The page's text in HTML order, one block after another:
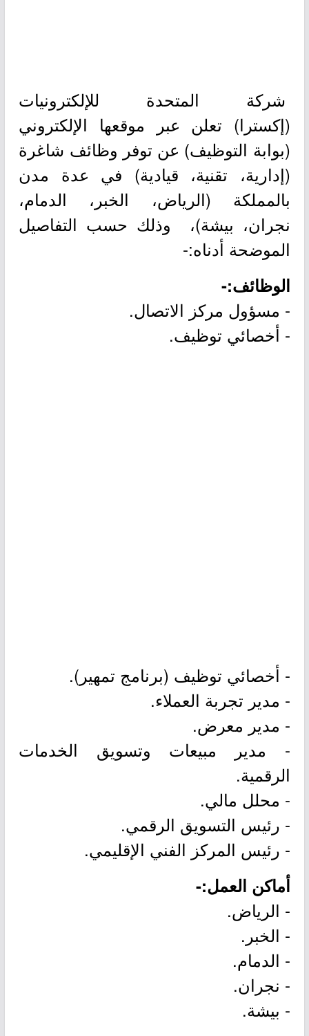
شركة المتحدة للإلكترونيات
(إكسترا) تعلن عبر موقعها الإلكتروني
(بوابة التوظيف) عن توفر وظائف شاغرة
(إدارية، تقنية، قيادية) في عدة مدن
بالمملكة (الرياض، الخبر، الدمام،
نجران، بيشة)، وذلك حسب التفاصيل
الموضحة أدناه:-
الوظائف:-
- مسؤول مركز الاتصال.
- أخصائي توظيف.
- أخصائي توظيف (برنامج تمهير).
- مدير تجربة العملاء.
- مدير معرض.
- مدير مبيعات وتسويق الخدمات
الرقمية.
- محلل مالي.
- رئيس التسويق الرقمي.
- رئيس المركز الفني الإقليمي.
أماكن العمل:-
- الرياض.
- الخبر.
- الدمام.
- نجران.
- بيشة.